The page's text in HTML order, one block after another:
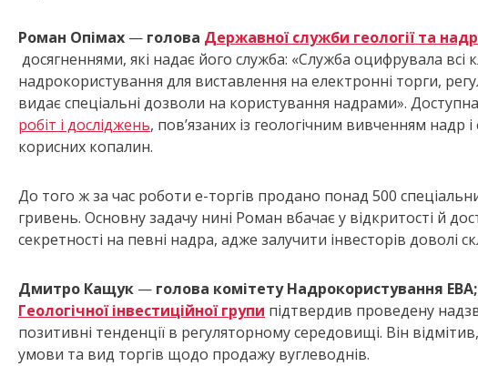
Роман Опімах — голова Державної служби геології та
досягненнями, які надає його служба: «Служба оцифрувала всі
надрокористування для виставлення на електронні торги,
видає спеціальні дозволи на користування надрами». Доступна
робіт і досліджень, пов’язаних із геологічним вивченням надр
корисних копалин.
До того ж за час роботи е-торгів продано понад 500
гривень. Основну задачу нині Роман вбачає у відкритості й
секретності на певні надра, адже залучити інвесторів доволі
Дмитро Кащук — голова комітету Надрокористування
Геологічної інвестиційної групи підтвердив проведену
позитивні тенденції в регуляторному середовищі. Він
умови та вид торгів щодо продажу вуглеводнів.